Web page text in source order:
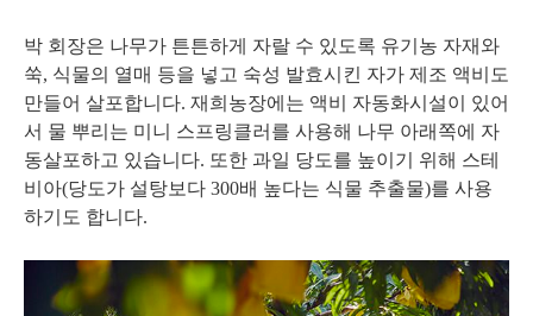
박 회장은 나무가 튼튼하게 자랄 수 있도록 유기농 자재와
쑥, 식물의 열매 등을 넣고 숙성 발효시킨 자가 제조 액비도
만들어 살포합니다. 재희농장에는 액비 자동화시설이 있어
서 물 뿌리는 미니 스프링클러를 사용해 나무 아래쪽에 자
동살포하고 있습니다. 또한 과일 당도를 높이기 위해 스테
비아(당도가 설탕보다 300배 높다는 식물 추출물)를 사용
하기도 합니다.